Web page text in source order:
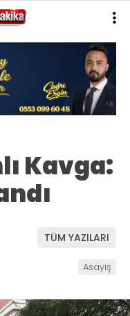
22.8
YAZARLAR
Kavga:
TÜM YAZILARI
Asayiş